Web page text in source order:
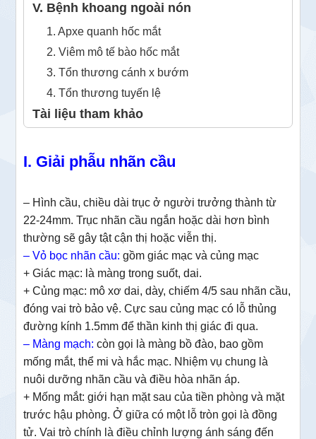
V. Bệnh khoang ngoài nón
1. Apxe quanh hốc mắt
2. Viêm mô tế bào hốc mắt
3. Tổn thương cánh x bướm
4. Tổn thương tuyến lệ
Tài liệu tham khảo
I. Giải phẫu nhãn cầu
– Hình cầu, chiều dài trục ở người trưởng thành từ
22-24mm. Trục nhãn cầu ngắn hoặc dài hơn bình
thường sẽ gây tật cận thị hoặc viễn thị.
– Vỏ bọc nhãn cầu: gồm giác mạc và củng mạc
+ Giác mạc: là màng trong suốt, dai.
+ Củng mạc: mô xơ dai, dày, chiếm 4/5 sau nhãn cầu,
đóng vai trò bảo vệ. Cực sau củng mạc có lỗ thủng
đường kính 1.5mm để thần kinh thị giác đi qua.
– Màng mạch: còn gọi là màng bồ đào, bao gồm
mống mắt, thể mi và hắc mạc. Nhiệm vụ chung là
nuôi dưỡng nhãn cầu và điều hòa nhãn áp.
+ Mống mắt: giới hạn mặt sau của tiền phòng và mặt
trước hậu phòng. Ở giữa có một lỗ tròn gọi là đồng
tử. Vai trò chính là điều chỉnh lượng ánh sáng đến